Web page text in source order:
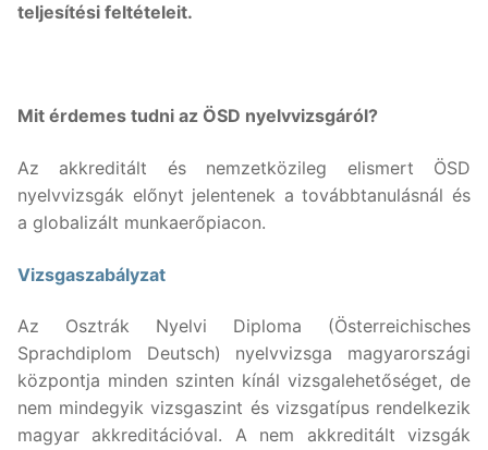
teljesítési feltételeit.
Mit érdemes tudni az ÖSD nyelvvizsgáról?
Az akkreditált és nemzetközileg elismert ÖSD
nyelvvizsgák előnyt jelentenek a továbbtanulásnál és
a globalizált munkaerőpiacon.
Vizsgaszabályzat
Az Osztrák Nyelvi Diploma (Österreichisches
Sprachdiplom Deutsch) nyelvvizsga magyarországi
központja minden szinten kínál vizsgalehetőséget, de
nem mindegyik vizsgaszint és vizsgatípus rendelkezik
magyar akkreditációval. A nem akkreditált vizsgák